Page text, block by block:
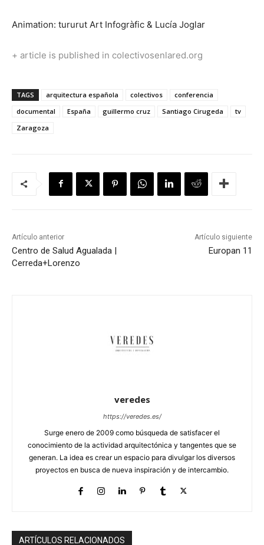
Animation: tururut Art Infogràfic & Lucía Joglar
+ article is published in colectivosenlared.org
TAGS arquitectura española colectivos
conferencia
documental
España guillermo cruz Santiago Cirugeda
tv
Zaragoza
Artículo anterior
Centro de Salud Agualada |
Cerreda+Lorenzo
Artículo siguiente
Europan 11
veredes
https://veredes.es/
Surge enero de 2009 como búsqueda de satisfacer el
conocimiento de la actividad arquitectónica y tangentes que se
generan. La idea es crear un espacio para divulgar los diversos
proyectos en busca de nueva inspiración y de intercambio.
ARTÍCULOS RELACIONADOS